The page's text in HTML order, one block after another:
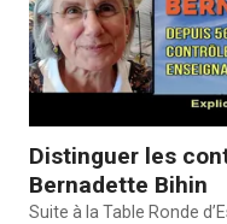
Distinguer les
Bernadette Bihin
Suite à la Table Ronde